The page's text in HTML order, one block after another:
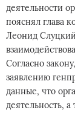
деятельности
пояснял глава
Леонид
Согласно
заявлению
данные, что
деятельность,